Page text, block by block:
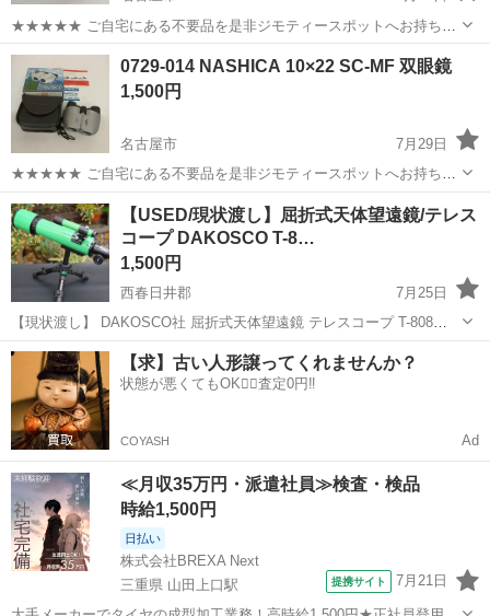
★★★★★ ご自宅にある不要品を是非ジモティースポットへお持ち込
みしませんか？ 家電、趣味・スポーツ・レジャー用品、こども用品、
衣料服飾品、生活雑貨、家具、本、CD・DVDなどが無料でまとめて持
ち込めます！ ※詳細はこ...
愛知 名古屋市
0729-014 NASHICA 10×22 SC-MF 双眼鏡
1,500円
名古屋市
7月29日
★★★★★ ご自宅にある不要品を是非ジモティースポットへお持ち込
みしませんか？ 家電、趣味・スポーツ・レジャー用品、こども用品、
衣料服飾品、生活雑貨、家具、本、CD・DVDなどが無料でまとめて持
ち込めます！ ※詳細はこ...
愛知 名古屋市 望遠鏡、顕微鏡 NASHICA
【USED/現状渡し】屈折式天体望遠鏡/テレス
コープ DAKOSCO T-8…
1,500円
西春日井郡
7月25日
【現状渡し】 DAKOSCO社 屈折式天体望遠鏡 テレスコープ T-808
SLIK/スリック MINI Ⅱ(旧モデル) ミニ三脚(雲台無し) 参考価格:
￥4,680円(税別) 天体望遠鏡は完...
愛知 西春日井郡 望遠鏡、顕微鏡 テレスコープ
【求】古い人形譲ってくれませんか？
状態が悪くてもOK🙆‍♀️査定0円‼️
COYASH Ad
≪月収35万円・派遣社員≫検査・検品
時給1,500円
日払い
株式会社BREXA Next
三重県 山田上口駅
提携サイト 7月21日